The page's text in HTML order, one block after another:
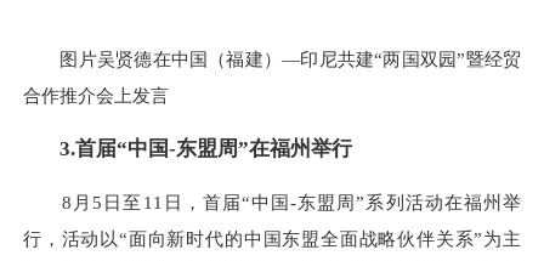
图片吴贤德在中国（福建）—印尼共建“两国双园”暨经贸
合作推介会上发言
3.首届“中国-东盟周”在福州举行
8月5日至11日，首届“中国-东盟周”系列活动在福州举
行，活动以“面向新时代的中国东盟全面战略伙伴关系”为主